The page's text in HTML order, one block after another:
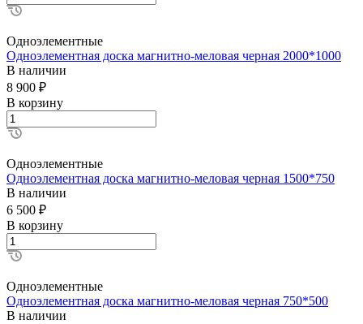
Одноэлементные
Одноэлементная доска магнитно-меловая черная 2000*1000
В наличии
8 900 ₽
В корзину
Одноэлементные
Одноэлементная доска магнитно-меловая черная 1500*750
В наличии
6 500 ₽
В корзину
Одноэлементные
Одноэлементная доска магнитно-меловая черная 750*500
В наличии